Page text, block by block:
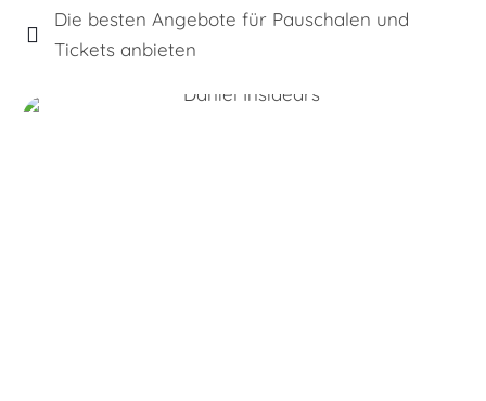
Die besten Angebote für Pauschalen und
Tickets anbieten